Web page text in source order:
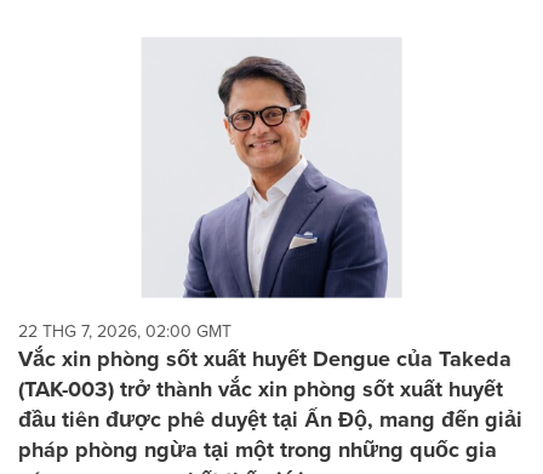
22 THG 7, 2026, 02:00 GMT
Vắc xin phòng sốt xuất huyết Dengue của Takeda
(TAK-003) trở thành vắc xin phòng sốt xuất huyết
đầu tiên được phê duyệt tại Ấn Độ, mang đến giải
pháp phòng ngừa tại một trong những quốc gia